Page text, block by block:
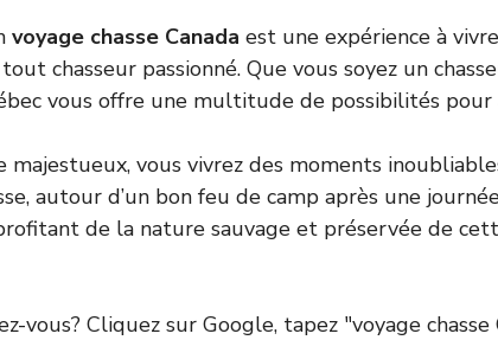
voyage chasse Canada est une expérience à
chasseur passionné. Que vous soyez un
vous offre une multitude de possibilités pour
majestueux, vous vivrez des moments
autour d’un bon feu de camp après une
de la nature sauvage et préservée de
vous? Cliquez sur Google, tapez "voyage chasse